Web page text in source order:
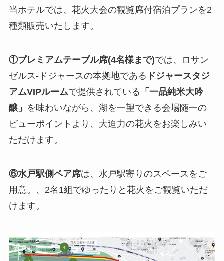
当ホテルでは、花火大会の観覧席付宿泊プランを2
種類販売いたします。
①プレミアムテーブル席(4名様まで)では、ロサン
ゼルス-ドジャースの本拠地である ドジャースタジ
アムVIPルームで提供されている 「一品純米大吟
醸」 を味わいながら、湖を一望できる会場随一の
ビューポイントより、大迫力の花火をお楽しみい
ただけます。
⑥水戸駅側ペア席は、水戸駅寄りのスペースをご
用意。、2名1組でゆったりと花火をご観覧いただ
けます。